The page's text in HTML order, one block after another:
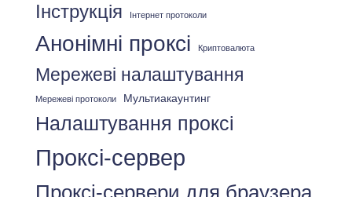
Інструкція Інтернет протоколи
Анонімні проксі Криптовалюта
Мережеві налаштування
Мережеві протоколи Мультиакаунтинг
Налаштування проксі
Проксі-сервер